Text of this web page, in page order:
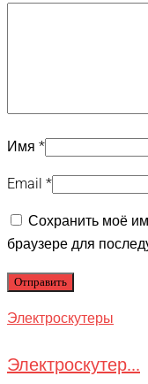
Имя *
Email *
Сохранить моё
браузере для
Электроскутеры
Электроскутер...